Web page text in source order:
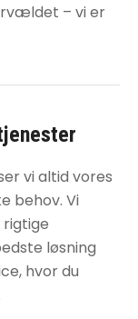
– vi er
vi altid vores
behov. Vi
løsning
hvor du